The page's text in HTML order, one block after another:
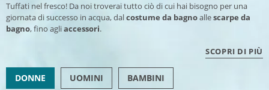
Tuffati nel fresco! Da noi troverai tutto ciò di cui hai bisogno per una
giornata di successo in acqua, dalcostume da bagnoallescarpe da
bagno, fino agliaccessori.
SCOPRI DI PIÙ
DONNE UOMINI BAMBINI